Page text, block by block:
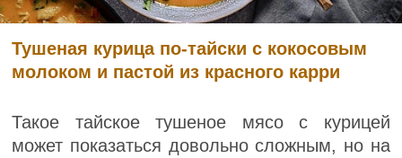
Тушеная курица по-тайски с кокосовым
молоком и пастой из красного карри
Такое тайское тушеное мясо с курицей
может показаться довольно сложным, но на